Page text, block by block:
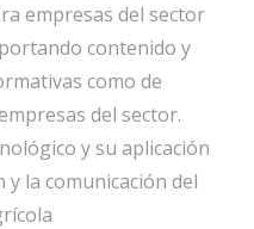
empresas del sector
contenido y
como de
del sector.
y su aplicación
la comunicación del